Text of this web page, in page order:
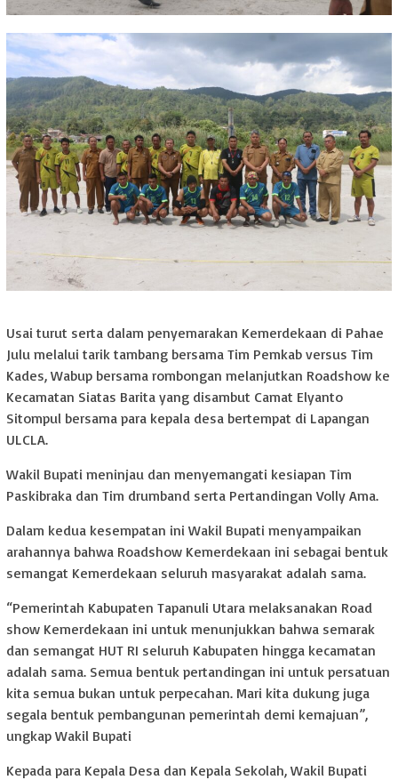
Usai turut serta dalam penyemarakan Kemerdekaan di Pahae
Julu melalui tarik tambang bersama Tim Pemkab versus Tim
Kades, Wabup bersama rombongan melanjutkan Roadshow ke
Kecamatan Siatas Barita yang disambut Camat Elyanto
Sitompul bersama para kepala desa bertempat di Lapangan
ULCLA.
Wakil Bupati meninjau dan menyemangati kesiapan Tim
Paskibraka dan Tim drumband serta Pertandingan Volly Ama.
Dalam kedua kesempatan ini Wakil Bupati menyampaikan
arahannya bahwa Roadshow Kemerdekaan ini sebagai bentuk
semangat Kemerdekaan seluruh masyarakat adalah sama.
“Pemerintah Kabupaten Tapanuli Utara melaksanakan Road
show Kemerdekaan ini untuk menunjukkan bahwa semarak
dan semangat HUT RI seluruh Kabupaten hingga kecamatan
adalah sama. Semua bentuk pertandingan ini untuk persatuan
kita semua bukan untuk perpecahan. Mari kita dukung juga
segala bentuk pembangunan pemerintah demi kemajuan”,
ungkap Wakil Bupati
Kepada para Kepala Desa dan Kepala Sekolah, Wakil Bupati